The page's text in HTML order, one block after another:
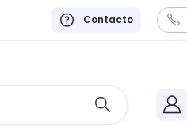
Contacto